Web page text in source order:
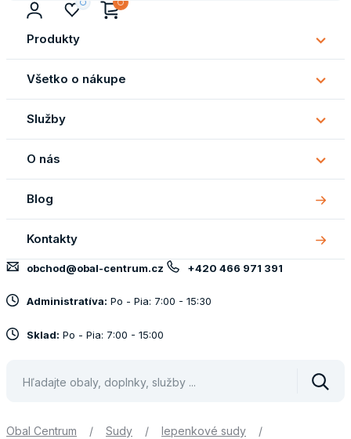
Produkty
Všetko o nákupe
o
Služby
O nás
O
nás
Blog
Kontakty
obchod@obal-centrum.cz +420 466 971 391
Administratíva: Po - Pia: 7:00 - 15:30
Sklad: Po - Pia: 7:00 - 15:00
Obal Centrum / Sudy / lepenkové sudy
/